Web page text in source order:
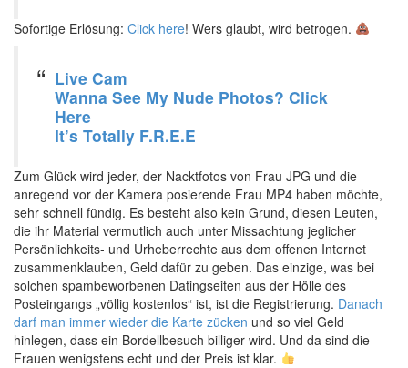
Sofortige Erlösung: Click here! Wers glaubt, wird betrogen.
Live Cam
Wanna See My Nude Photos? Click
Here
It’s Totally F.R.E.E
Zum Glück wird jeder, der Nacktfotos von Frau JPG und die
anregend vor der Kamera posierende Frau MP4 haben möchte,
sehr schnell fündig. Es besteht also kein Grund, diesen Leuten,
die ihr Material vermutlich auch unter Missachtung jeglicher
Persönlichkeits- und Urheberrechte aus dem offenen Internet
zusammenklauben, Geld dafür zu geben. Das einzige, was bei
solchen spambeworbenen Datingseiten aus der Hölle des
Posteingangs „völlig kostenlos“ ist, ist die Registrierung. Danach
darf man immer wieder die Karte zücken und so viel Geld
hinlegen, dass ein Bordellbesuch billiger wird. Und da sind die
Frauen wenigstens echt und der Preis ist klar.